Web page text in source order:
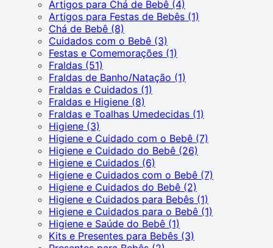
Artigos para Chá de Bebê (4)
Artigos para Festas de Bebês (1)
Chá de Bebê (8)
Cuidados com o Bebê (3)
Festas e Comemorações (1)
Fraldas (51)
Fraldas de Banho/Natação (1)
Fraldas e Cuidados (1)
Fraldas e Higiene (8)
Fraldas e Toalhas Umedecidas (1)
Higiene (3)
Higiene e Cuidado com o Bebê (7)
Higiene e Cuidado do Bebê (26)
Higiene e Cuidados (6)
Higiene e Cuidados com o Bebê (7)
Higiene e Cuidados do Bebê (2)
Higiene e Cuidados para Bebês (1)
Higiene e Cuidados para o Bebê (1)
Higiene e Saúde do Bebê (1)
Kits e Presentes para Bebês (3)